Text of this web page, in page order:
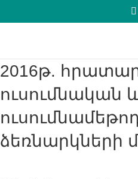
2016թ. հրատարակվելիք
ուսումնական
ձեռնարկների